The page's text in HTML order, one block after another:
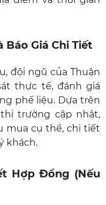
Báo Giá Chi Tiết
đội ngũ của Thuận
thực tế, đánh giá
phế liệu. Dựa trên
trường cập nhật,
mua cụ thể, chi tiết
khách.
Hợp Đồng (Nếu